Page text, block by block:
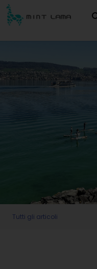
Tutti gli articoli